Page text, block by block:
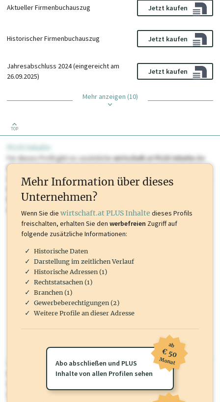
Aktueller Firmenbuchauszug Jetzt kaufen
Historischer Firmenbuchauszug Jetzt kaufen
Jahresabschluss 2024 (eingereicht am
26.09.2025)
Jetzt kaufen
Mehr anzeigen (10)
TOP
PLUS Inhalte
Für dieses Profil gibt es zusätzlichewirtschaft.at PLUS Inhaltedie
Sie momentan nicht einsehen können. Schalten Sie dieses Profil frei
oder loggen Sie sich ein um diese Inhalte zu sehen. wirtschaft.at PLUS
Marken, Patente, Rechtstatsachen, OTS-Aussendungen, und viele
mehr.
wirtschaft.at PLUS
Für dieses Profil gibt es zusätzlichewirtschaft.at PLUS Inhalte
oder loggen Sie sich ein um diese Inhalte zu sehen.
Mehr Information über dieses
Unternehmen?
Wenn Sie die wirtschaft.at PLUS Inhalte dieses Profils
freischalten, erhalten Sie den werbefreien Zugriff auf
folgende zusätzliche Informationen:
Historische Daten
Darstellung im zeitlichen Verlauf
Historische Adressen (1)
Rechtstatsachen (1)
Branchen (1)
Gewerbeberechtigungen (2)
Weitere Profile an dieser Adresse
Abo abschließen und PLUS
Inhalte von allen Profilen sehen
ab
€ 50
Monat